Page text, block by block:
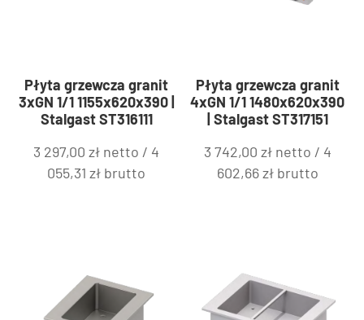
Płyta grzewcza granit
3xGN 1/1 1155x620x390 |
Stalgast ST316111
3 297,00zł netto / 4
055,31zł brutto
Płyta grzewcza granit
4xGN 1/1 1480x620x390
| Stalgast ST317151
3 742,00 zł netto / 4
602,66złbrutto